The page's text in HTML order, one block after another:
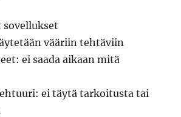
sovellukset
vääriin tehtäviin
ei saada aikaan mitä
ei täytä tarkoitusta tai